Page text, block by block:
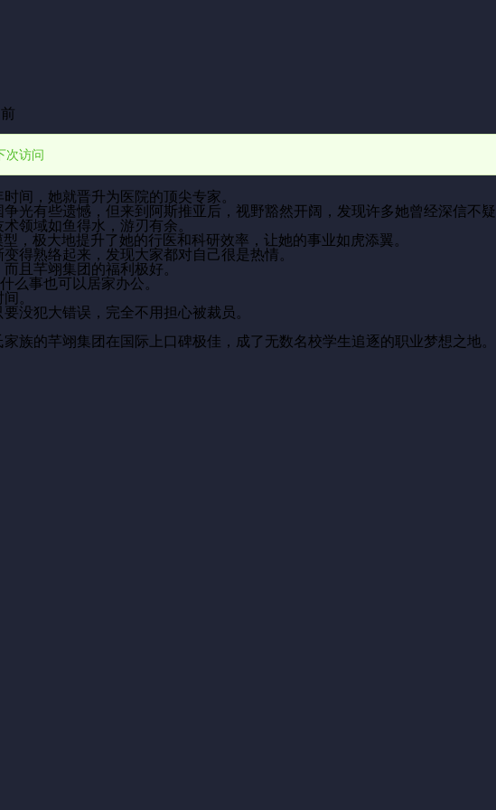
次访问
间，她就晋升为医院的顶尖专家。
光有些遗憾，但来到阿斯推亚后，视野豁然开阔，发现许多她曾经深信不疑
领域如鱼得水，游刃有余。
，极大地提升了她的行医和科研效率，让她的事业如虎添翼。
得熟络起来，发现大家都对自己很是热情。
且芊翊集团的福利极好。
么事也可以居家办公。
。
没犯大错误，完全不用担心被裁员。
族的芊翊集团在国际上口碑极佳，成了无数名校学生追逐的职业梦想之地。